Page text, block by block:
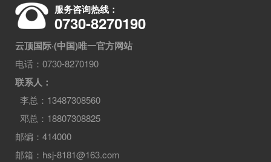
服务咨询热线：
0730-8270190
云顶国际·(中国)唯一官方网站
电话：0730-8270190
联系人：
李总：13487308560
邓总：18807308825
邮编：414000
邮箱：hsj-8181@163.com